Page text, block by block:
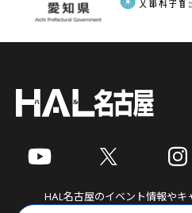
HAL名古屋のイベント情報やキ